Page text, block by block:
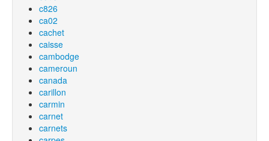
c826
ca02
cachet
caisse
cambodge
cameroun
canada
carillon
carmin
carnet
carnets